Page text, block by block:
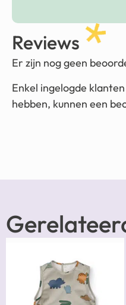
Reviews
Er zijn nog geen
Enkel ingelogde
hebben, kunnen een